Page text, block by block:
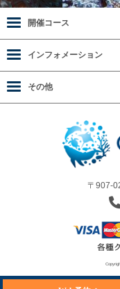
〒907-
開催コース
インフォメーション
その他